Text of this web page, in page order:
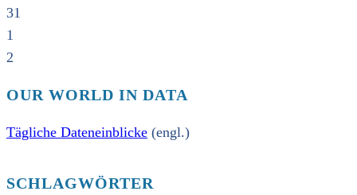
31
1
2
OUR WORLD IN DATA
Tägliche Dateneinblicke (engl.)
SCHLAGWÖRTER